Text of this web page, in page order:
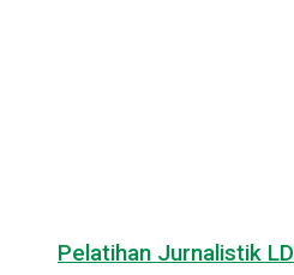
Pelatihan Jurnalistik